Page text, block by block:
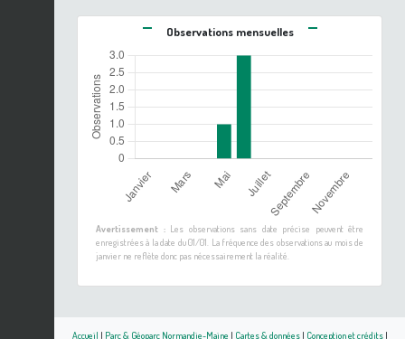
Observations mensuelles
Avertissement :Les observations sans date précise peuvent être
enregistrées à la date du 01/01. La fréquence des observations au mois de
janvier ne reflète donc pas nécessairement la réalité.
Accueil | Parc & Géoparc Normandie-Maine | Cartes & données| Conception et crédits|